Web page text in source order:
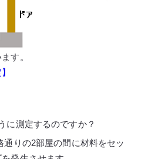
す。
に測定するのですか？
通りの2部屋の間に材料をセッ